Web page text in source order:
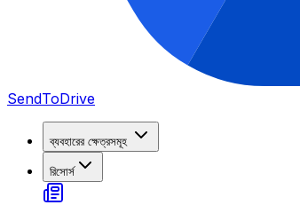
SendToDrive
ব্যবহারের ক্ষেত্রসমূহ
রিসোর্স